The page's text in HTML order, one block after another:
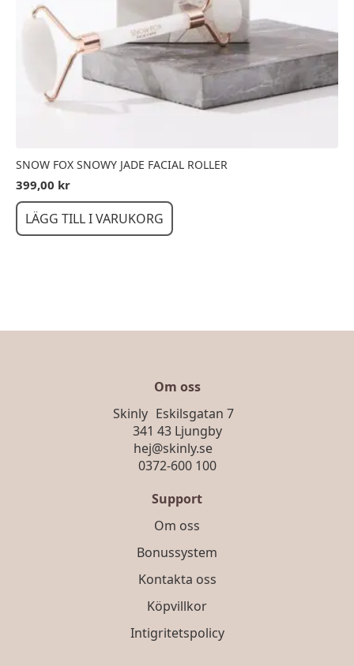
SNOW FOX SNOWY JADE FACIAL ROLLER
399,00 kr
LÄGG TILL I VARUKORG
Om oss
Skinly Eskilsgatan 7
341 43 Ljungby
hej@skinly.se
0372-600 100
Support
Om oss
Bonussystem
Kontakta oss
Köpvillkor
Intigritetspolicy